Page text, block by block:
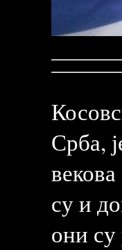
Срба,
су и
они су